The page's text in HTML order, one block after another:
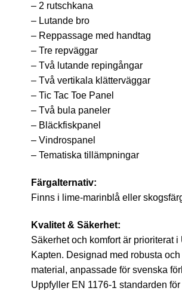
– 2 rutschkana
– Lutande bro
– Reppassage med handtag
– Tre repväggar
– Två lutande repingångar
– Två vertikala klätterväggar
– Tic Tac Toe Panel
– Två bula paneler
– Bläckfiskpanel
– Vindrospanel
– Tematiska tillämpningar
Färgalternativ:
Finns i lime-marinblå eller
Kvalitet & Säkerhet:
Säkerhet och komfort är prioriterat
Kapten. Designad med robusta
material, anpassade för svenska
Uppfyller EN 1176-1 standarden